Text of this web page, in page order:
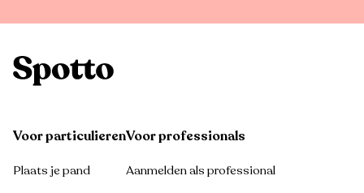
Voor particulieren
Plaats je pand
Voor professionals
Aanmelden als professional